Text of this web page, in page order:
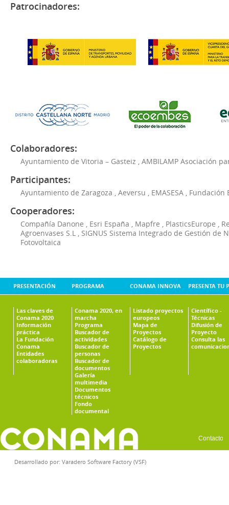
Patrocinadores:
Colaboradores:
Ayuntamiento de Vitoria – Gasteiz AMBILAMP Asociación
Participantes:
Ayuntamiento de Zaragoza Aeversu EMASESA Fundación
Cooperadores:
Compañía Danone Esri España Mapfre PlasticsEurope
Agroenvases S.L
SIGNUS Sistema Integrado de Gestión de
Fotovoltaica
PRESENTACIÓN
Las claves de
Conama 2020
Información
práctica
La Fundación
Conama
Entidades
colaboradoras
PROGRAMA
Conama 2020, en
marcha
Programa
Buscador de
actividades
Buscador de
personas
Buscador de
documentos
Galería
multimedia
Documentos
técnicos
Fondo
documental
CONAMA INNOVA
Listado proyectos
europeos
Mapa de
Proyectos
Catálogo de
Proyectos
PRESENTA TU
Científico -
Técnicas
Difusión de
Proyecto
Consulta las
Contacto
Desarrollado por: Varadero Software Factory (VSF)